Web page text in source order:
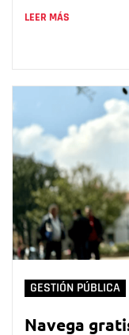
LEER MÁS
GESTIÓN PÚBLICA
Navega